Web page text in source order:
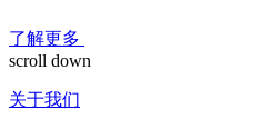
了解更多
scroll down
关于我们